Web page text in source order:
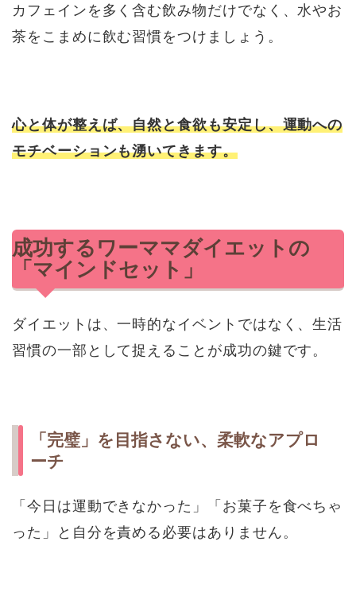
カフェインを多く含む飲み物だけでなく、水やお
茶をこまめに飲む習慣をつけましょう。
心と体が整えば、自然と食欲も安定し、運動への
モチベーションも湧いてきます。
成功するワーママダイエットの
「マインドセット」
ダイエットは、一時的なイベントではなく、生活
習慣の一部として捉えることが成功の鍵です。
「完璧」を目指さない、柔軟なアプロ
ーチ
「今日は運動できなかった」「お菓子を食べちゃ
った」と自分を責める必要はありません。